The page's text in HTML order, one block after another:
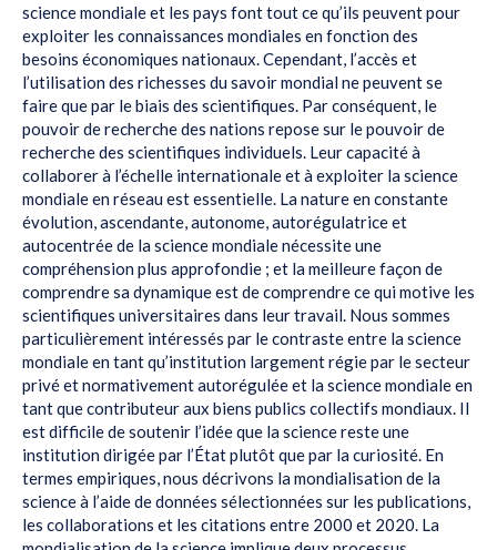
science mondiale et les pays font tout ce qu’ils peuvent pour
exploiter les connaissances mondiales en fonction des
besoins économiques nationaux. Cependant, l’accès et
l’utilisation des richesses du savoir mondial ne peuvent se
faire que par le biais des scientifiques. Par conséquent, le
pouvoir de recherche des nations repose sur le pouvoir de
recherche des scientifiques individuels. Leur capacité à
collaborer à l’échelle internationale et à exploiter la science
mondiale en réseau est essentielle. La nature en constante
évolution, ascendante, autonome, autorégulatrice et
autocentrée de la science mondiale nécessite une
compréhension plus approfondie ; et la meilleure façon de
comprendre sa dynamique est de comprendre ce qui motive les
scientifiques universitaires dans leur travail. Nous sommes
particulièrement intéressés par le contraste entre la science
mondiale en tant qu’institution largement régie par le secteur
privé et normativement autorégulée et la science mondiale en
tant que contributeur aux biens publics collectifs mondiaux. Il
est difficile de soutenir l’idée que la science reste une
institution dirigée par l’État plutôt que par la curiosité. En
termes empiriques, nous décrivons la mondialisation de la
science à l’aide de données sélectionnées sur les publications,
les collaborations et les citations entre 2000 et 2020. La